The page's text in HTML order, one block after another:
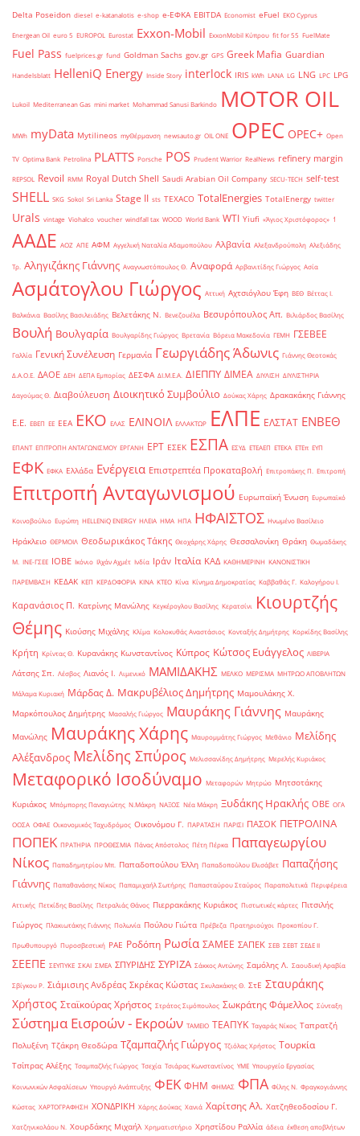
Delta Poseidon diesel e-katanalotis e-shop e-ΕΦΚΑ EBITDA Economist eFuel EKO Cyprus
Energean Oil euro 5 EUROPOL Eurostat Exxon-Mobil ExxonMobil Κύπρου fit for 55 FuelMate
Fuel Pass fuelprices.gr fund Goldman Sachs gov.gr GPS Greek Mafia Guardian
Handelsblatt HelleniQ Energy Inside Story interlock IRIS kWh LANA LG LNG LPC LPG
Lukoil Mediterranean Gas mini market Mohammad Sanusi Barkindo MOTOR OIL
MWh myData Mytilineos myΘέρμανση newsauto.gr OIL ONE OPEC OPEC+ Open
TV Optima Bank Petrolina PLATTS Porsche POS Prudent Warrior RealNews refinery margin
REPSOL Revoil RMM Royal Dutch Shell Saudi Arabian Oil Company SECU-TECH self-test
SHELL SKG Sokol Sri Lanka Stage II sts TEXACO TotalEnergies TotalEnergy twitter
Urals vintage Viohalco voucher windfall tax WOOD World Bank WTI Yiufi «Άγιος Χριστόφορος» ΄1
ΑΑΔΕ ΑΟΖ ΑΠΕ ΑΦΜ Αγγελική Ναταλία Αδαμοπούλου Αλβανία Αλεξανδρούπολη Αλεξιάδης
Τρ. Αληγιζάκης Γιάννης Αναγνωστόπουλος Θ. Αναφορά Αρβανιτίδης Γιώργος Ασία
Ασμάτογλου Γιώργος Αττική Αχτσιόγλου Έφη ΒΕΘ Βέττας Ι.
Βαλκάνια Βασίλης Βασιλειάδης Βελετάκης Ν. Βενεζουέλα Βεσυρόπουλος Απ. Βιλιάρδος Βασίλης
Βουλή Βουλγαρία Βουλγαρίδης Γιώργος Βρετανία Βόρεια Μακεδονία ΓΕΜΗ ΓΣΕΒΕΕ
Γαλλία Γενική Συνέλευση Γερμανία Γεωργιάδης Άδωνις Γιάννης Θεοτοκάς
Δ.Α.Ο.Ε. ΔΑΟΕ ΔΕΗ ΔΕΠΑ Εμπορίας ΔΕΣΦΑ ΔΙ.Μ.Ε.Α. ΔΙΕΠΠΥ ΔΙΜΕΑ ΔΙΥΛΙΣΗ ΔΙΥΛΙΣΤΗΡΙΑ
Δαγούμας Θ. Διαβούλευση Διοικητικό Συμβούλιο Δούκας Χάρης Δρακακάκης Γιάννης
Ε.Ε. ΕΒΕΠ ΕΕ ΕΕΑ ΕΚΟ ΕΛΑΣ ΕΛΙΝΟΙΛ ΕΛΛΑΚΤΩΡ ΕΛΠΕ ΕΛΣΤΑΤ ΕΝΒΕΘ
ΕΠΑΝΤ ΕΠΙΤΡΟΠΗ ΑΝΤΑΓΩΝΙΣΜΟΥ ΕΡΓΑΝΗ ΕΡΤ ΕΣΕΚ ΕΣΠΑ ΕΣΥΔ ΕΤΕΑΕΠ ΕΤΕΚΑ ΕΤΕπ ΕΥΠ
ΕΦΚ ΕΦΚΑ Ελλάδα Ενέργεια Επιστρεπτέα Προκαταβολή Επιτροπάκης Π. Επιτροπή
Επιτροπή Ανταγωνισμού Ευρωπαϊκή Ένωση Ευρωπαϊκό
Κοινοβούλιο Ευρώπη ΗELLENiQ ENERGY ΗΛΕΙΑ ΗΜΑ ΗΠΑ ΗΦΑΙΣΤΟΣ Ηνωμένο Βασίλειο
Ηράκλειο ΘΕΡΜΟΙΛ Θεοδωρικάκος Τάκης Θεοχάρης Χάρης Θεσσαλονίκη Θράκη Θωμαδάκης
Μ. ΙΝΕ-ΓΣΕΕ ΙΟΒΕ Ικόνιο Ιλχάν Αχμέτ Ινδία Ιράν Ιταλία ΚΑΔ ΚΑΘΗΜΕΡΙΝΗ ΚΑΝΟΝΙΣΤΙΚΗ
ΠΑΡΕΜΒΑΣΗ ΚΕΔΑΚ ΚΕΠ ΚΕΡΔΟΦΟΡΙΑ ΚΙΝΑ ΚΤΕΟ Κίνα Κίνημα Δημοκρατίας Καββαθάς Γ. Καλογήρου Ι.
Καρανάσιος Π. Κατρίνης Μανώλης Κεγκέρογλου Βασίλης Κερατσίνι
Κιουρτζής
Θέμης Κιούσης Μιχάλης Κλίμα Κολοκυθάς Αναστάσιος Κονταξής Δημήτρης Κορκίδης Βασίλης
Κρήτη Κρίντας Θ. Κυρανάκης Κωνσταντίνος Κύπρος Κώτσος Ευάγγελος ΛΙΒΕΡΙΑ
Λάτσης Σπ. Λέσβος Λιανός Ι. Λιμενικό ΜΑΜΙΔΑΚΗΣ ΜΕΛΚΟ ΜΕΡΙΣΜΑ ΜΗΤΡΩΟ ΑΠΟΒΛΗΤΩΝ
Μάλαμα Κυριακή Μάρδας Δ. Μακρυβέλιος Δημήτρης Μαμουλάκης Χ.
Μαρκόπουλος Δημήτρης Μασαλής Γιώργος Μαυράκης Γιάννης Μαυράκης
Μανώλης Μαυράκης Χάρης Μαυρομμάτης Γιώργος Μεθάνιο Μελίδης
Αλέξανδρος Μελίδης Σπύρος Μελισσανίδης Δημήτρης Μερελής Κυριάκος
Μεταφορικό Ισοδύναμο Μεταφορών Μητρώο Μητσοτάκης
Κυριάκος Μπόμπορης Παναγιώτης Ν.Μάκρη ΝΑΞΟΣ Νέα Μάκρη Ξυδάκης Ηρακλής ΟΒΕ ΟΓΑ
ΟΟΣΑ ΟΦΑΕ Οικονομικός Ταχυδρόμος Οικονόμου Γ. ΠΑΡΑΤΑΣΗ ΠΑΡΙΣΙ ΠΑΣΟΚ ΠΕΤΡΟΛΙΝΑ
ΠΟΠΕΚ ΠΡΑΤΗΡΙΑ ΠΡΟΘΕΣΜΙΑ Πάνας Απόστολος Πέτη Πέρκα Παπαγεωργίου
Νίκος Παπαδημητρίου Μπ. Παπαδοπούλου Έλλη Παπαδοπούλου Ελισάβετ Παπαζήσης
Γιάννης Παπαθανάσης Νίκος Παπαμιχαήλ Σωτήρης Παπασταύρου Σταύρος Παραπολιτικά Περιφέρεια
Αττικής Πετκίδης Βασίλης Πετραλιάς Θάνος Πιερρακάκης Κυριάκος Πιστωτικές κάρτες Πιτσιλής
Γιώργος Πλακιωτάκης Γιάννης Πολωνία Πούλου Γιώτα Πρέβεζα Πρατηριούχοι Προκοπίου Γ.
Πρωθυπουργό Πυροσβεστική ΡΑΕ Ροδόπη Ρωσία ΣΑΜΕΕ ΣΑΠΕΚ ΣΕΒ ΣΕΒΤ ΣΕΔΕ ΙΙ
ΣΕΕΠΕ ΣΕΥΠΥΚΕ ΣΚΑΙ ΣΜΕΑ ΣΠΥΡΙΔΗΣ ΣΥΡΙΖΑ Σάκκος Αντώνης Σαμόλης Λ. Σαουδική Αραβία
Σβίγκου Ρ. Σιάμισιης Ανδρέας Σκρέκας Κώστας Σκυλακάκης Θ. ΣτΕ Σταυράκης
Χρήστος Σταϊκούρας Χρήστος Στράτος Σιμόπουλος Σωκράτης Φάμελλος Σύνταξη
Σύστημα Εισροών - Εκροών ΤΑΜΕΙΟ ΤΕΑΠΥΚ Ταγαράς Νίκος Ταπρατζή
Πολυξένη Τζάκρη Θεοδώρα Τζαμπαζλής Γιώργος Τζιόλας Χρήστος Τουρκία
Τσίπρας Αλέξης Τσαμπαζλής Γιώργος Τσεχία Τσιάρας Κωνσταντίνος ΥΜΕ Υπουργείο Εργασίας
Κοινωνικών Ασφαλίσεων Υπουργό Ανάπτυξης ΦΕΚ ΦΗΜ ΦΗΜΑΣ ΦΠΑ Φίλης Ν. Φραγκογιάννης
Κώστας ΧΑΡΤΟΓΡΑΦΗΣΗ ΧΟΝΔΡΙΚΗ Χάρης Δούκας Χανιά Χαρίτσης Αλ. Χατζηθεοδοσίου Γ.
Χατζηνικολάου Ν. Χουρδάκης Μιχαήλ Χρηματιστήριο Χρηστίδου Ραλλία άδεια έκθεση αποβλήτων